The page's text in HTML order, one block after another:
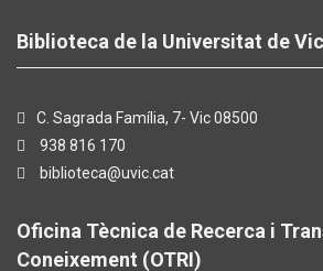
Biblioteca de la Universitat de Vic
C. Sagrada Família, 7- Vic 08500
938 816 170
biblioteca@uvic.cat
Oficina Tècnica de Recerca i
Coneixement (OTRI)